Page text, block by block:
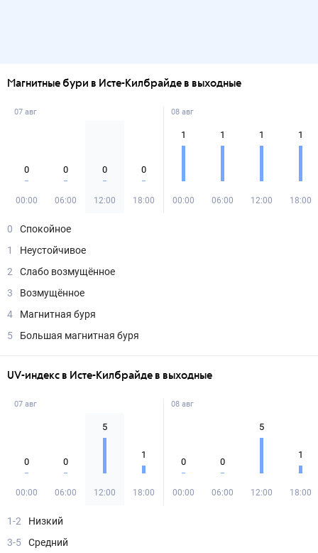
Магнитные бури в Исте-Килбрайде в выходные
07 авг
0
00:00
0
06:00
0
12:00
0
18:00
08 авг
1
00:00
1
06:00
1
12:00
1
18:00
0
Спокойное
1
Неустойчивое
2
Слабо возмущённое
3
Возмущённое
4
Магнитная буря
5
Большая магнитная буря
UV-индекс в Исте-Килбрайде в выходные
07 авг
0
00:00
0
06:00
5
12:00
1
18:00
08 авг
0
00:00
0
06:00
5
12:00
1
18:00
1-2
Низкий
3-5
Средний